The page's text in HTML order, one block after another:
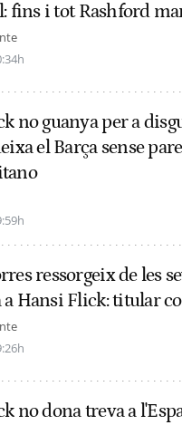
fins i tot Rashford
no guanya per a
el Barça sense
ressorgeix de les
Hansi Flick: titular
no dona treva a